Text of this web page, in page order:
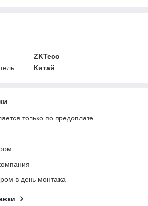
ZKTeco
Китай
только по предоплате.
в день монтажа